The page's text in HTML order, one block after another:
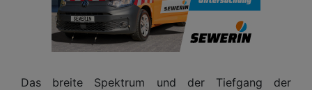
Das breite Spektrum und der Tiefgang der